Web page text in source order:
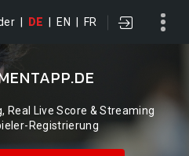
DE EN FR
Real Live Score & Streaming
Registrierung